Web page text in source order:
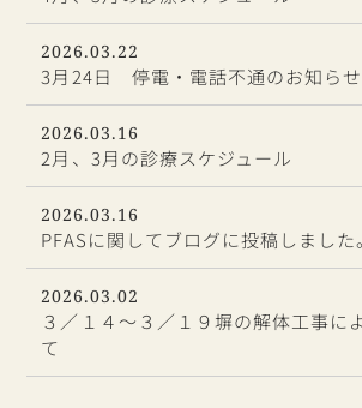
2026.03.22
3月24日 停電・電話不通のお知らせ
2026.03.16
2月、3月の診療スケジュール
2026.03.16
PFASに関してブログに投稿しました。
2026.03.02
３／１４～３／１９塀の解体工事に
て